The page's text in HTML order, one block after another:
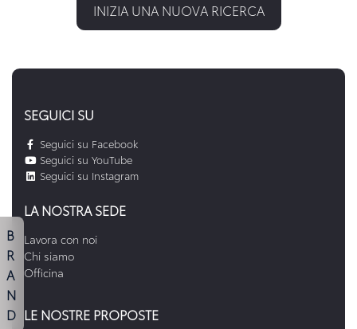
INIZIA UNA NUOVA RICERCA
SEGUICI SU
Seguici su Facebook
Seguici su YouTube
Seguici su Instagram
LA NOSTRA SEDE
Lavora con noi
Chi siamo
Officina
LE NOSTRE PROPOSTE
B
R
A
N
D